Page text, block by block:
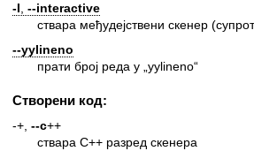
-I, --interactive
ствара међудејствени скенер
--yylineno
прати број реда у „yylineno“
Створени код:
-+, --c++
ствара C++ разред скенера